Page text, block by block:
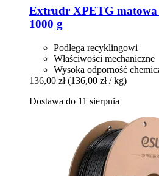
Extrudr XPETG matowa
1000 g
Podlega recyklingowi
Właściwości mechaniczne
Wysoka odporność
136,00 zł (136,00 zł / kg)
Dostawa do 11 sierpnia